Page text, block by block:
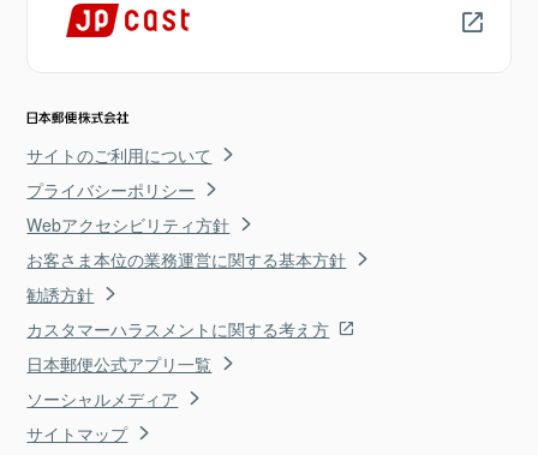
サイトのご利用について
プライバシーポリシー
Webアクセシビリティ方針
お客さま本位の業務運営に関する基本方針
勧誘方針
カスタマーハラスメントに関する考え方
日本郵便公式アプリ一覧
ソーシャルメディア
サイトマップ